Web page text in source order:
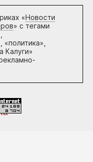
«Новости
» с тегами
Калуги»